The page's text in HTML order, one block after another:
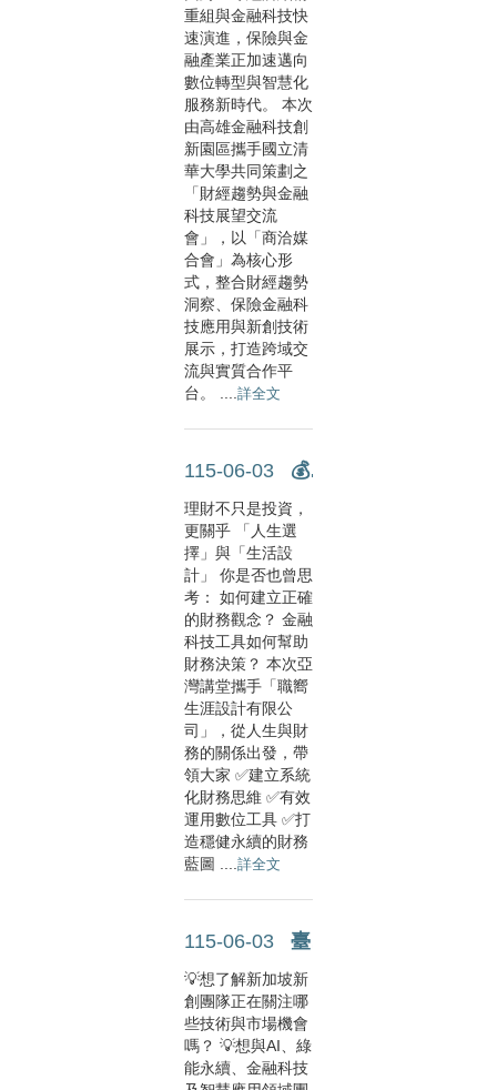
重組與金融科技快
速演進，保險與金
融產業正加速邁向
數位轉型與智慧化
服務新時代。 本次
由高雄金融科技創
新園區攜手國立清
華大學共同策劃之
「財經趨勢與金融
科技展望交流
會」，以「商洽媒
合會」為核心形
式，整合財經趨勢
洞察、保險金融科
技應用與新創技術
展示，打造跨域交
流與實質合作平
台。 .... 詳全文
115-06-03 💰設計你的財務幸福：打造屬於你....
理財不只是投資，
更關乎 「人生選
擇」與「生活設
計」 你是否也曾思
考： 如何建立正確
的財務觀念？ 金融
科技工具如何幫助
財務決策？ 本次亞
灣講堂攜手「職嚮
生涯設計有限公
司」，從人生與財
務的關係出發，帶
領大家 ✅建立系統
化財務思維 ✅有效
運用數位工具 ✅打
造穩健永續的財務
藍圖 .... 詳全文
115-06-03
💡想了解新加坡新
創團隊正在關注哪
些技術與市場機會
嗎？ 💡想與AI、綠
能永續、金融科技